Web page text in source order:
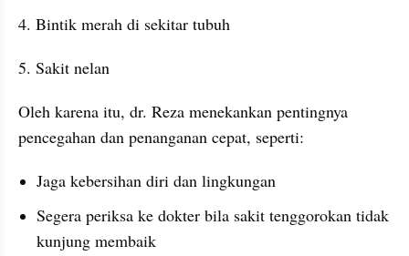
4. Bintik merah di sekitar tubuh
5. Sakit nelan
Oleh karena itu, dr. Reza menekankan pentingnya
pencegahan dan penanganan cepat, seperti:
Jaga kebersihan diri dan lingkungan
Segera periksa ke dokter bila sakit tenggorokan tidak
kunjung membaik